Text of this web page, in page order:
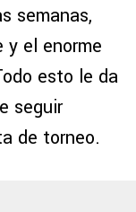
semanas,
el enorme
esto le da
seguir
de torneo.